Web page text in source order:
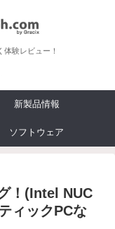
験レビュー！
新製品情報
ソフトウェア
！(Intel NUC
ィックPCな